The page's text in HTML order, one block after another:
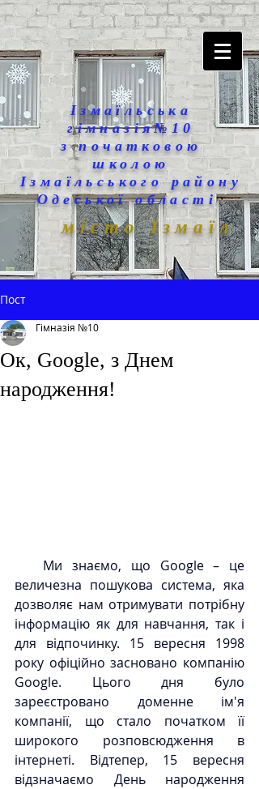
Ізмаїльська
гімназія№10
з початковою
школою
Ізмаїльського району
Одеської області
місто Ізмаїл
Пост
Ок, Google, з Днем
народження!
Гімназія №10
Ми знаємо, що Google – це
величезна пошукова система, яка
дозволяє нам отримувати потрібну
інформацію як для навчання, так і
для відпочинку. 15 вересня 1998
року офіційно засновано компанію
Google. Цього дня було
зареєстровано доменне ім'я
компанії, що стало початком її
широкого розповсюдження в
інтернеті. Відтепер, 15 вересня